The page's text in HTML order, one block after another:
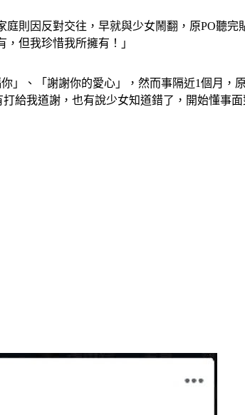
則因反對交往，早就與少女鬧翻，原PO聽完
但我珍惜我所擁有！」
」、「謝謝你的愛心」，然而事隔近1個月，
給我道謝，也有說少女知道錯了，開始懂事面